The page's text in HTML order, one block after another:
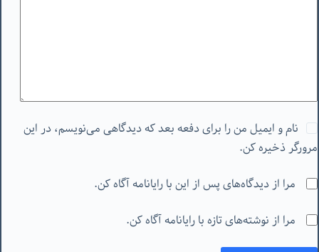
نام و ایمیل من را برای دفعه بعد که دیدگاهی می‌نویسم، در این
مرورگر ذخیره کن.
مرا از دیدگاه‌های پس از این با رایانامه آگاه کن.
مرا از نوشته‌های تازه با رایانامه آگاه کن.